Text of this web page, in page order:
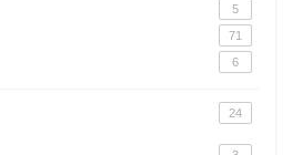
5
71
6
24